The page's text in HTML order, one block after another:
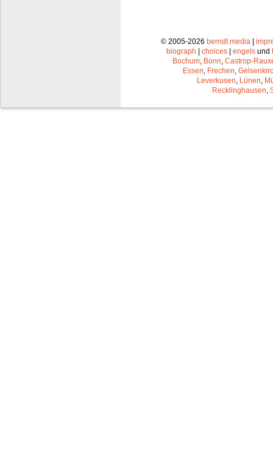
© 2005-2026 berndt media |
biograph | choices | engels und
Bochum Bonn Castrop-
Essen Frechen
Leverkusen Lünen
Recklinghausen